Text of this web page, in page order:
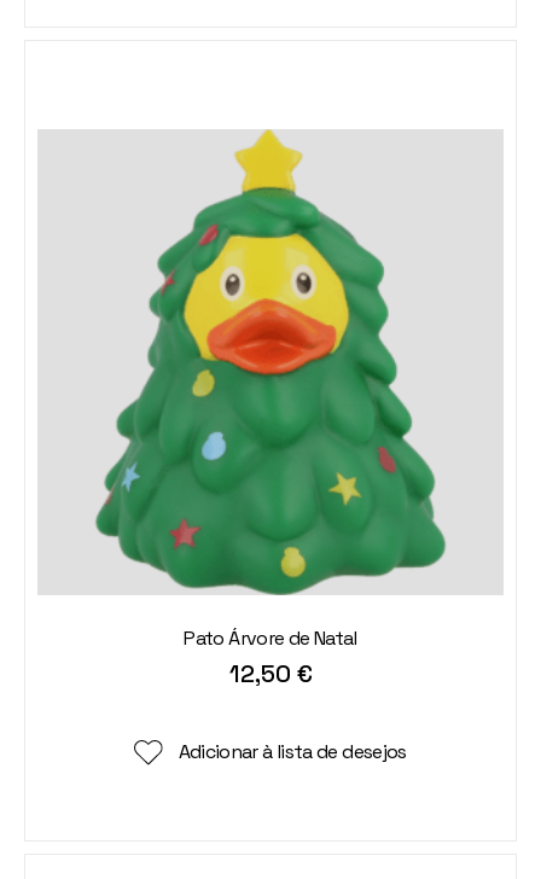
Pato Árvore de Natal
12,50 €
Adicionar à lista de desejos